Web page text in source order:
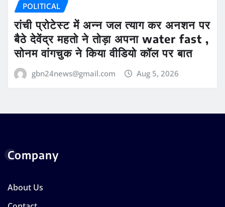
POLITICAL
रांची प्रोटेस्ट में अन्न जल त्याग कर अनशन पर
बैठे देवेंद्र महतो ने तोड़ा अपना water fast ,
सोनम वांगचुक ने किया वीडियो कॉल पर बात
gbn24news@gmail.com Aug 5, 2026
Company
About Us